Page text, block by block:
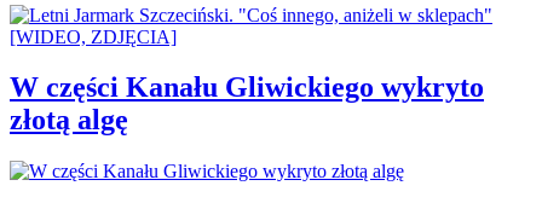
W części Kanału Gliwickiego wykryto
złotą algę